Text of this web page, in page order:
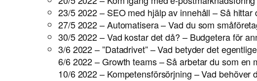
23/5 2022 – SEO med hjälp av innehåll – Så
27/5 2022 – Automatisera – Vad du som
30/5 2022 – Vad kostar det då? – Budgetera för
3/6 2022 – ”Datadrivet” – Vad betyder det
6/6 2022 – Growth teams – Så arbetar du som en
10/6 2022 – Kompetensförsörjning – Vad behöver